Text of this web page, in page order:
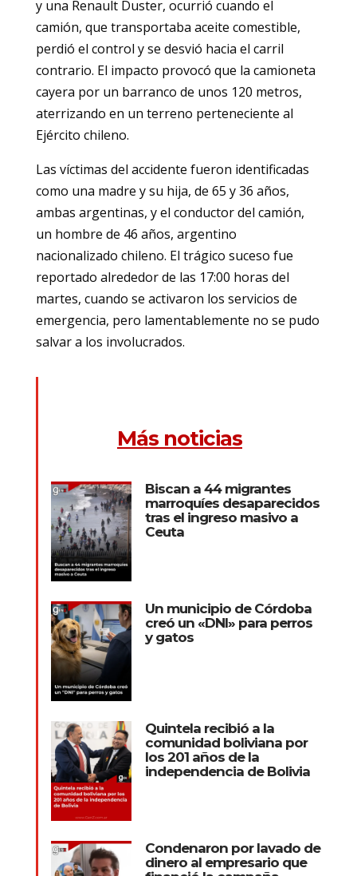
y una Renault Duster, ocurrió cuando el
camión, que transportaba aceite comestible,
perdió el control y se desvió hacia el carril
contrario. El impacto provocó que la camioneta
cayera por un barranco de unos 120 metros,
aterrizando en un terreno perteneciente al
Ejército chileno.
Las víctimas del accidente fueron identificadas
como una madre y su hija, de 65 y 36 años,
ambas argentinas, y el conductor del camión,
un hombre de 46 años, argentino
nacionalizado chileno. El trágico suceso fue
reportado alrededor de las 17:00 horas del
martes, cuando se activaron los servicios de
emergencia, pero lamentablemente no se pudo
salvar a los involucrados.
Más noticias
Biscan a 44 migrantes
marroquíes desaparecidos
tras el ingreso masivo a
Ceuta
Un municipio de Córdoba
creó un «DNI» para perros
y gatos
Quintela recibió a la
comunidad boliviana por
los 201 años de la
independencia de Bolivia
Condenaron por lavado de
dinero al empresario que